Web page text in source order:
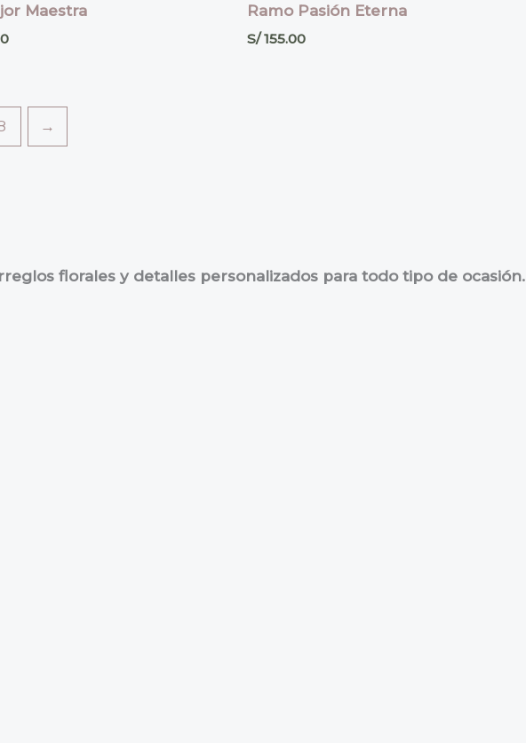
Maestra Ramo Pasión Eterna
S/155.00
→
florales y detalles personalizados para todo tipo de ocasión.